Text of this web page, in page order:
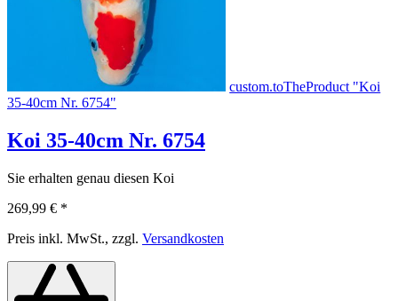
custom.toTheProduct "Koi
35-40cm Nr. 6754"
Koi 35-40cm Nr. 6754
Sie erhalten genau diesen Koi
269,99 € *
Preis inkl. MwSt., zzgl. Versandkosten